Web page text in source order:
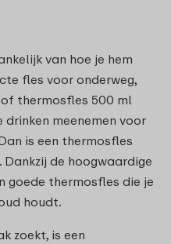
van hoe je hem
fles voor onderweg,
thermosfles 500 ml
meenemen voor
is een thermosfles
de hoogwaardige
goede thermosfles die je
houdt.
zoekt, is een